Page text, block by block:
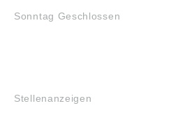
Sonntag Geschlossen
Stellenanzeigen